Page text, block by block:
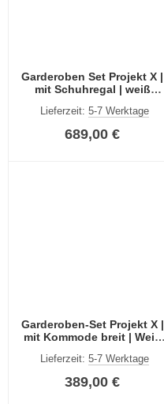
Garderoben Set Projekt X |
mit Schuhregal | weiß
Lieferzeit: 5-7 Werktage
689,00 €
Garderoben-Set Projekt X |
mit Kommode breit | Weiß
Lieferzeit: 5-7 Werktage
389,00 €